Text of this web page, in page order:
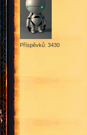
Příspěvků: 3430